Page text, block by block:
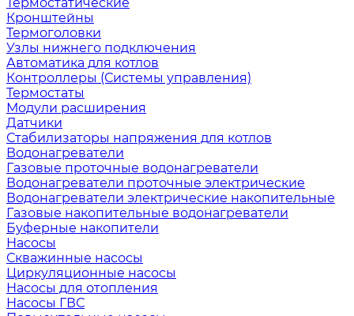
Кронштейны
Термоголовки
Узлы нижнего подключения
Автоматика для котлов
Контроллеры (Системы управления)
Термостаты
Модули расширения
Датчики
Стабилизаторы напряжения для котлов
Водонагреватели
Газовые проточные водонагреватели
Водонагреватели проточные электрические
Водонагреватели электрические накопительные
Газовые накопительные водонагреватели
Буферные накопители
Насосы
Скважинные насосы
Циркуляционные насосы
Насосы для отопления
Насосы ГВС